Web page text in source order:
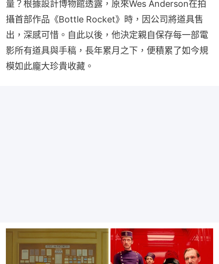
量？根據設計博物館透露，原來Wes Anderson在拍
攝首部作品《Bottle Rocket》時，因公司將道具售
出，深感可惜。自此以後，他決定親自保存每一部電
影所有道具與手稿，長年累月之下，便積累了如今規
模如此龐大珍貴收藏。